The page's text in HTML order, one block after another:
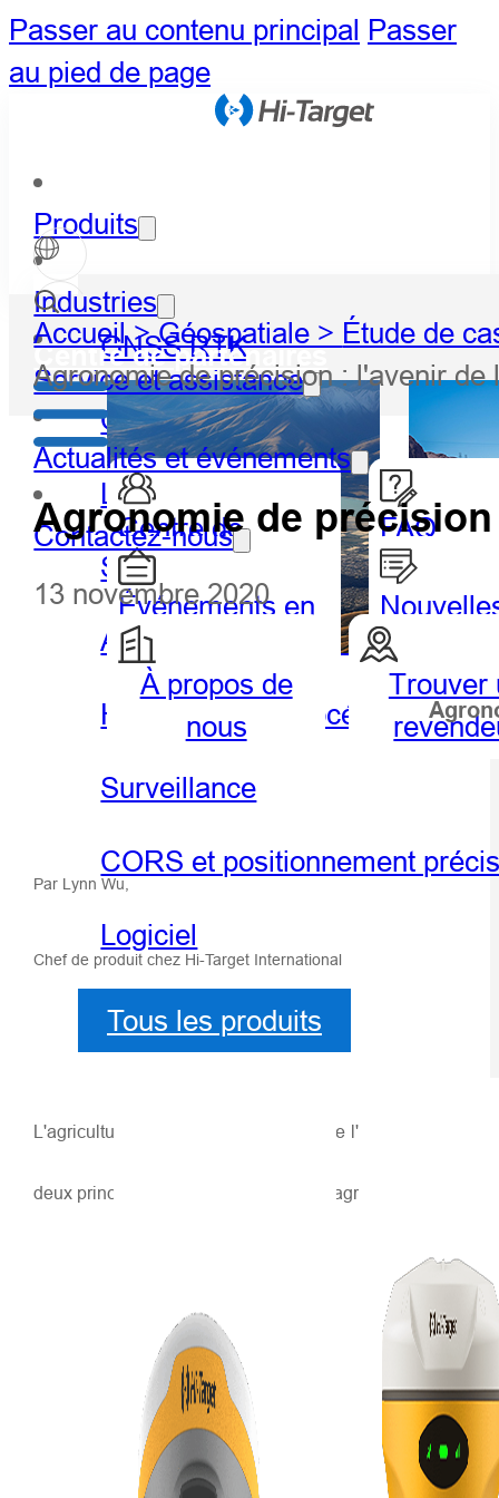
Passer au contenu principal Passer
au pied de page
Produits
GNSS RTK
Optique
LiDAR
SIG portable et tablette
Agriculture de précision
Hydrographie et océanographie
Surveillance
CORS et positionnement
Logiciel
Tous les produits
Industries
Géospatiale
Service et assistance
Centre de
partenaires
FAQ
Actualités et événements
Événements en
vedette
Contactez-nous
À propos de
nous
Trouver
Centre de partenaires
Accueil >Géospatiale > Étude de
Agronomie de précision : l'avenir de
Agronomie de
13 novembre 2020
Par Lynn Wu,
Chef de produit chez Hi-Target International
L'agriculture est le principal secteur de l'économie
deux principales zones de production agricole : la région